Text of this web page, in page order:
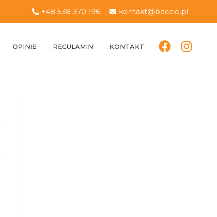
+48 538 370 196 kontakt@baccio.pl
OPINIE REGULAMIN KONTAKT